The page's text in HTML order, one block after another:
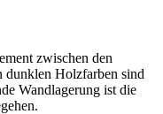
zwischen den
dunklen Holzfarben sind
Wandlagerung ist die